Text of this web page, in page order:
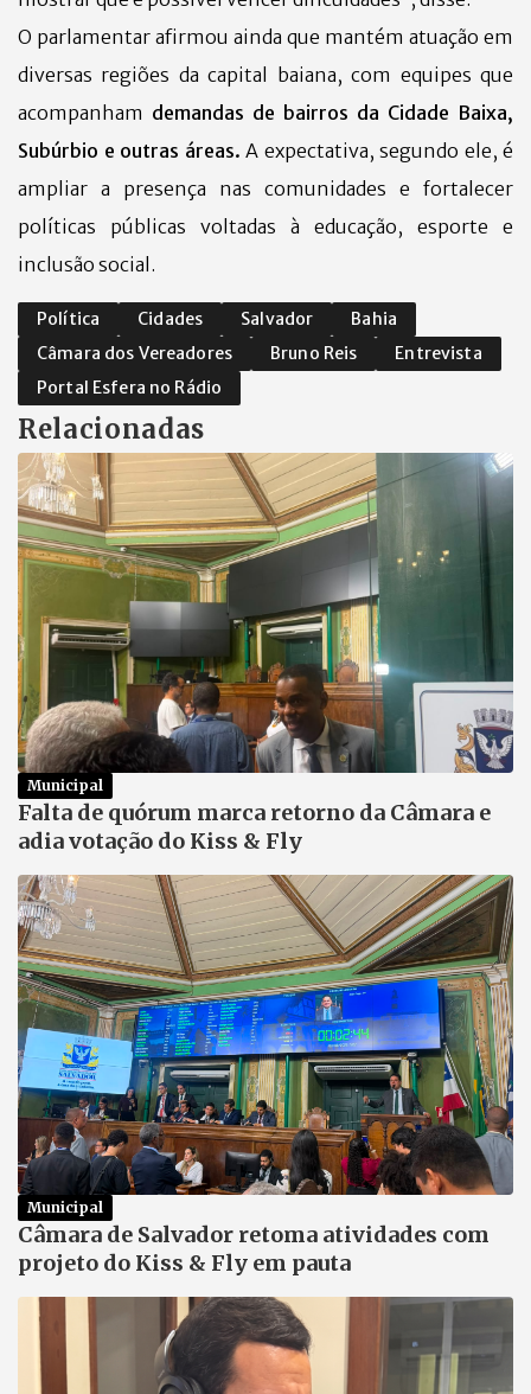
O parlamentar afirmou ainda que mantém atuação em
diversas regiões da capital baiana, com equipes que
acompanham demandas de bairros da Cidade Baixa,
Subúrbio e outras áreas. A expectativa, segundo ele, é
ampliar a presença nas comunidades e fortalecer
políticas públicas voltadas à educação, esporte e
inclusão social.
Política Cidades Salvador
Bahia
Câmara dos Vereadores
Bruno Reis
Entrevista
Portal Esfera no Rádio
Relacionadas
Municipal
Falta de quórum marca retorno da Câmara e
adia votação do Kiss & Fly
Municipal
Câmara de Salvador retoma atividades com
projeto do Kiss & Fly em pauta